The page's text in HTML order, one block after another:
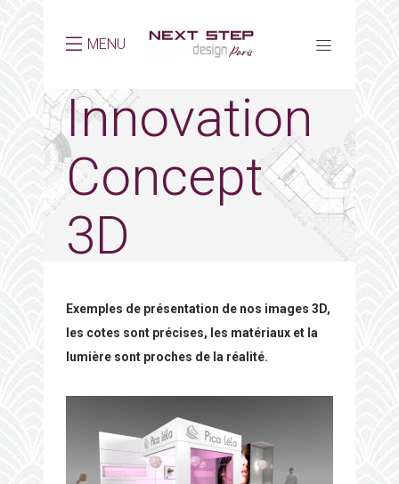
MENU
Innovation
Concept
3D
Exemples de présentation de nos images 3D,
les cotes sont précises, les matériaux et la
lumière sont proches de la réalité.